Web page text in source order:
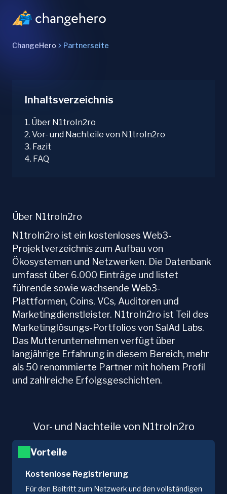
ChangeHero Partnerseite
Inhaltsverzeichnis
1. Über N1troIn2ro
2. Vor- und Nachteile von N1troIn2ro
3. Fazit
4. FAQ
Über N1troIn2ro
N1troIn2ro ist ein kostenloses Web3-
Projektverzeichnis zum Aufbau von
Ökosystemen und Netzwerken. Die Datenbank
umfasst über 6.000 Einträge und listet
führende sowie wachsende Web3-
Plattformen, Coins, VCs, Auditoren und
Marketingdienstleister. N1troIn2ro ist Teil des
Marketinglösungs-Portfolios von SalAd Labs.
Das Mutterunternehmen verfügt über
langjährige Erfahrung in diesem Bereich, mehr
als 50 renommierte Partner mit hohem Profil
und zahlreiche Erfolgsgeschichten.
Vor- und Nachteile von N1troIn2ro
Vorteile
Kostenlose Registrierung
Für den Beitritt zum Netzwerk und den vollständigen